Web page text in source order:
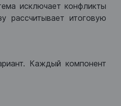
исключает конфликты
рассчитывает итоговую
Каждый компонент